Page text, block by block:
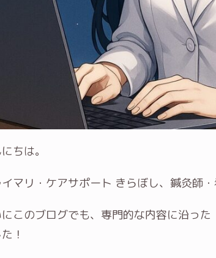
ちは。
マリ・ケアサポート きらぼし、鍼灸師・
このブログでも、専門的な内容に沿っ
！